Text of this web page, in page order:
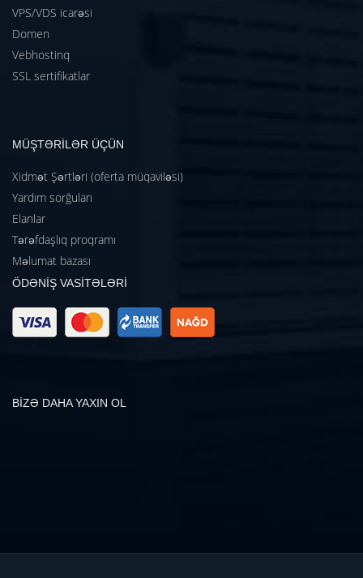
VPS/VDS icarəsi
Domen
Vebhostinq
SSL sertifikatlar
MÜŞTƏRİLƏR ÜÇÜN
Xidmət Şərtləri (oferta müqaviləsi)
Yardım sorğuları
Elanlar
Tərəfdaşlıq proqramı
Məlumat bazası
ÖDƏNİŞ VASİTƏLƏRİ
BİZƏ DAHA YAXIN OL